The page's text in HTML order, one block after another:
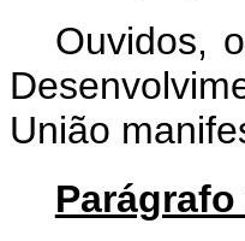
Ouvidos,
União